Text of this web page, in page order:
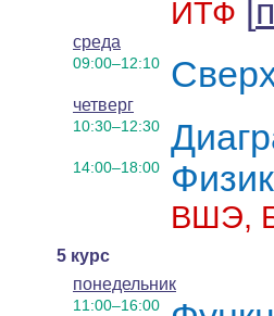
ИТФ [
среда
09:00–12:10
четверг
10:30–12:30
14:00–18:00
ВШЭ,
5 курс
понедельник
11:00–16:00